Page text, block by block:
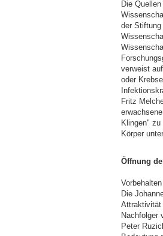
Die
der
verweist
oder
Fritz
Klingen" zu
Körper
Öffnung
Die
Attraktivität
Nachfolger
Peter